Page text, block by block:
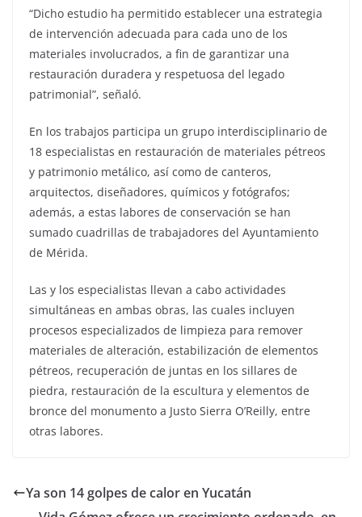
“Dicho estudio ha permitido establecer una estrategia
de intervención adecuada para cada uno de los
materiales involucrados, a fin de garantizar una
restauración duradera y respetuosa del legado
patrimonial”, señaló.
En los trabajos participa un grupo interdisciplinario de
18 especialistas en restauración de materiales pétreos
y patrimonio metálico, así como de canteros,
arquitectos, diseñadores, químicos y fotógrafos;
además, a estas labores de conservación se han
sumado cuadrillas de trabajadores del Ayuntamiento
de Mérida.
Las y los especialistas llevan a cabo actividades
simultáneas en ambas obras, las cuales incluyen
procesos especializados de limpieza para remover
materiales de alteración, estabilización de elementos
pétreos, recuperación de juntas en los sillares de
piedra, restauración de la escultura y elementos de
bronce del monumento a Justo Sierra O’Reilly, entre
otras labores.
Ya son 14 golpes de calor en Yucatán